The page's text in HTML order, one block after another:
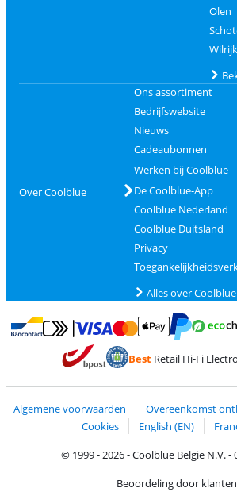
Olen
Wilrijk
Over Coolblue
Ons assortiment
Bedrijfswebsite
Nieuws
Cadeaubonnen
Werken bij Coolblue
De Coolblue-App
Coolblue Nederland
Coolblue Duitsland
Privacy
Alles over Coolblue
Betalen met Bancontact
Betalen met MasterCard en Visa via
BestRetail Hi-Fi
Algemene voorwaarden Overeenkomst
Cookies
English (EN)
© 1999 - 2026 - Coolblue België N.V. -
Beoordeling door